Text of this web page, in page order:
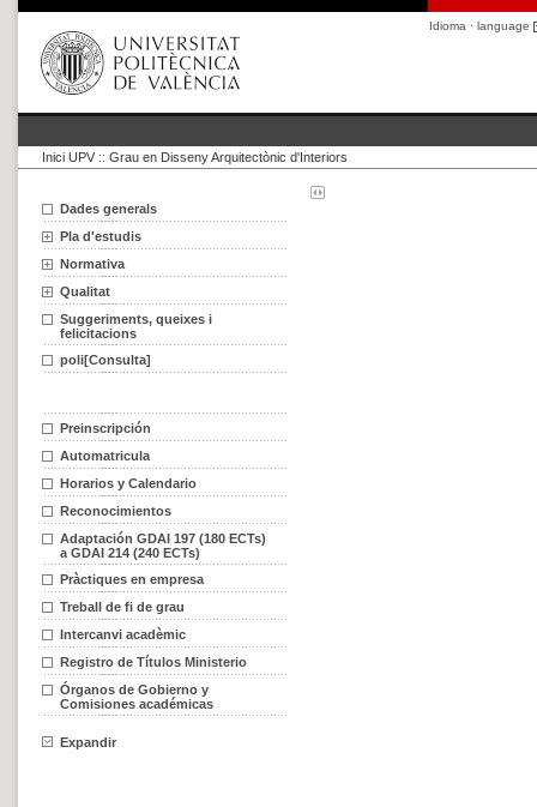
Idioma · language
Inici UPV :: Grau en Disseny Arquitectònic d'Interiors
Dades generals
Pla d'estudis
Normativa
Qualitat
Suggeriments, queixes i
felicitacions
poli[Consulta]
Preinscripción
Automatricula
Horarios y Calendario
Reconocimientos
Adaptación GDAI 197 (180 ECTs)
a GDAI 214 (240 ECTs)
Pràctiques en empresa
Treball de fi de grau
Intercanvi acadèmic
Registro de Títulos Ministerio
Órganos de Gobierno y
Comisiones académicas
Expandir